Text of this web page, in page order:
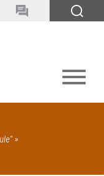
Dokumenttypen